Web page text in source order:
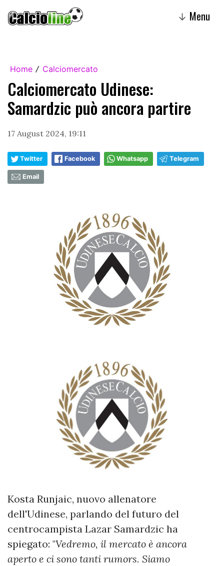
↓ Menu
Home / Calciomercato
Calciomercato Udinese:
Samardzic può ancora partire
17 August 2024, 19:11
Twitter Facebook Whatsapp Telegram
Email
Kosta Runjaic, nuovo allenatore
dell'Udinese, parlando del futuro del
centrocampista Lazar Samardzic ha
spiegato: "Vedremo, il mercato è ancora
aperto e ci sono tanti rumors. Siamo